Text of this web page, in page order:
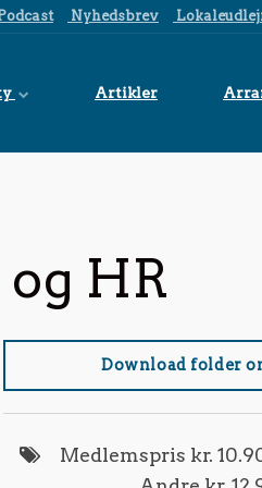
Nyhedsbrev
Artikler
HR
Download folder
Medlemspris kr.